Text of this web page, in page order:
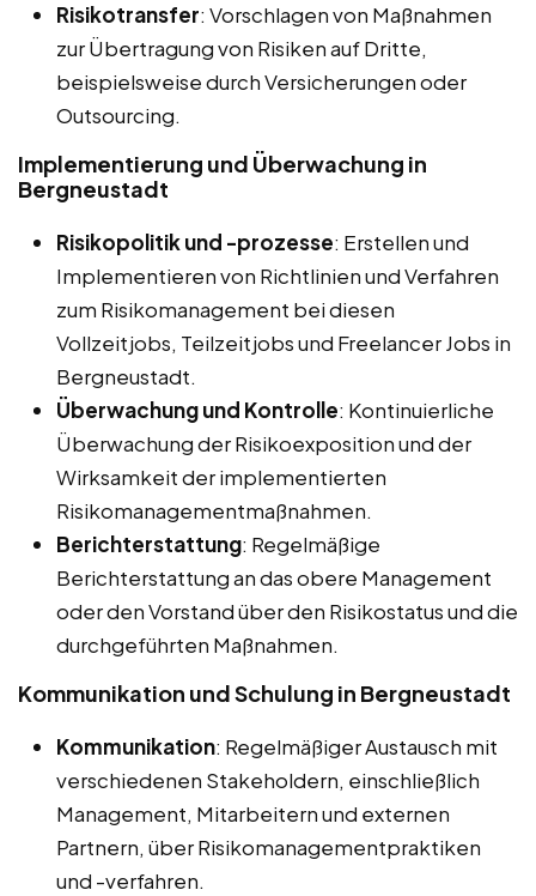
Risikotransfer: Vorschlagen von Maßnahmen
zur Übertragung von Risiken auf Dritte,
beispielsweise durch Versicherungen oder
Outsourcing.
Implementierung und Überwachung in
Bergneustadt
Risikopolitik und -prozesse: Erstellen und
Implementieren von Richtlinien und Verfahren
zum Risikomanagement bei diesen
Vollzeitjobs, Teilzeitjobs und Freelancer Jobs in
Bergneustadt.
Überwachung und Kontrolle: Kontinuierliche
Überwachung der Risikoexposition und der
Wirksamkeit der implementierten
Risikomanagementmaßnahmen.
Berichterstattung: Regelmäßige
Berichterstattung an das obere Management
oder den Vorstand über den Risikostatus und die
durchgeführten Maßnahmen.
Kommunikation und Schulung in Bergneustadt
Kommunikation: Regelmäßiger Austausch mit
verschiedenen Stakeholdern, einschließlich
Management, Mitarbeitern und externen
Partnern, über Risikomanagementpraktiken
und -verfahren.